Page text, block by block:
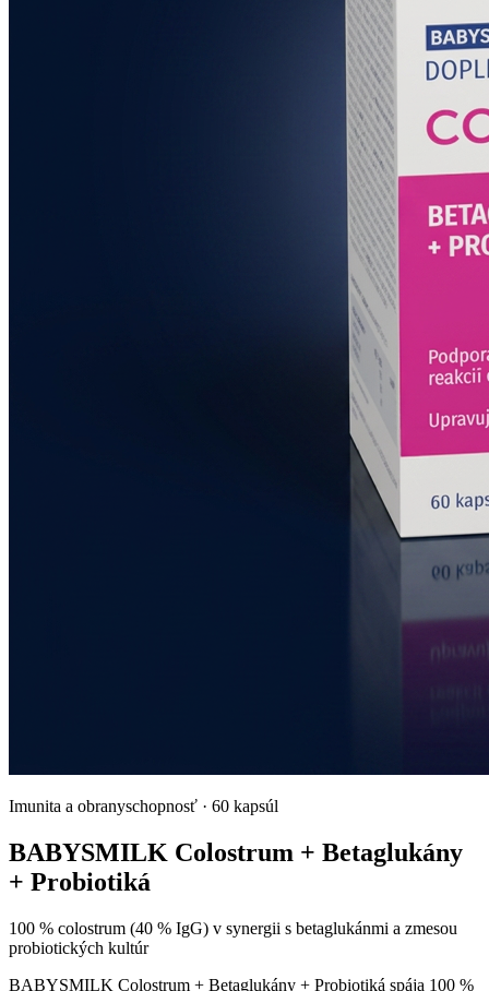
Imunita a obranyschopnosť · 60 kapsúl
BABYSMILK Colostrum + Betaglukány
+ Probiotiká
100 % colostrum (40 % IgG) v synergii s betaglukánmi a zmesou
probiotických kultúr
BABYSMILK Colostrum + Betaglukány + Probiotiká spája 100 %